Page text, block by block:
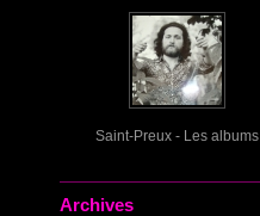
Saint-Preux - Les albums
Archives